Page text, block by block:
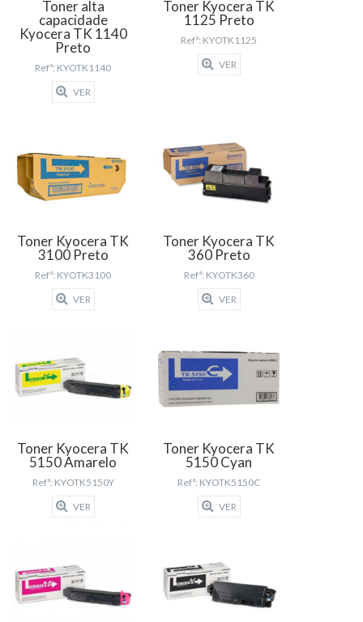
Toner alta
capacidade
Kyocera TK 1140
Preto
Refª: KYOTK1140
VER
Toner Kyocera TK
1125 Preto
Refª: KYOTK1125
VER
Toner Kyocera TK
3100 Preto
Refª: KYOTK3100
VER
Toner Kyocera TK
360 Preto
Refª: KYOTK360
VER
Toner Kyocera TK
5150 Amarelo
Refª: KYOTK5150Y
VER
Toner Kyocera TK
5150 Cyan
Refª: KYOTK5150C
VER